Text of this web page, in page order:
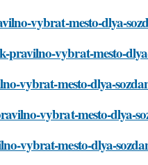
vybrat-mesto-dlya-
pravilno-vybrat-mesto-
vybrat-mesto-dlya-
vybrat-mesto-dlya-
vybrat-mesto-dlya-